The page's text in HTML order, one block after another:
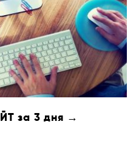
за 3 дня →